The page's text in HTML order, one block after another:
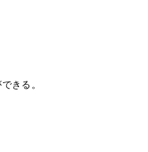
きる。